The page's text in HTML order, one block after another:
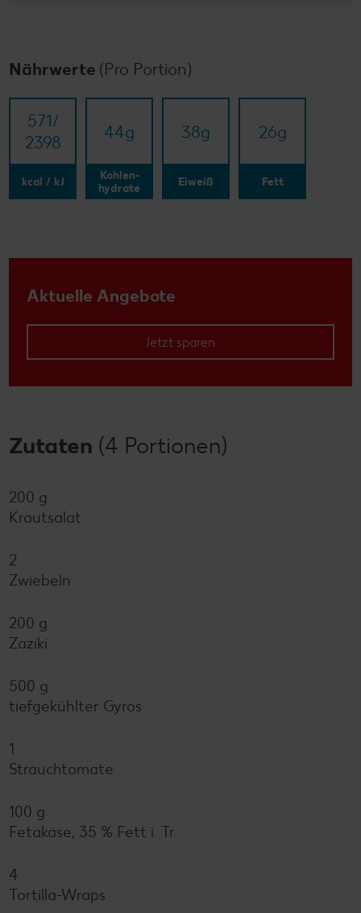
Nährwerte (Pro Portion)
571/​
2398
kcal / kJ
44g
Kohlen-
hydrate
38g
Eiweiß
26g
Fett
Aktuelle Angebote
Jetzt sparen
Zutaten (4 Portionen)
200 g
Krautsalat
2
Zwiebeln
200 g
Zaziki
500 g
tiefgekühlter Gyros
1
Strauchtomate
100 g
Fetakäse, 35 % Fett i. Tr.
4
Tortilla-Wraps